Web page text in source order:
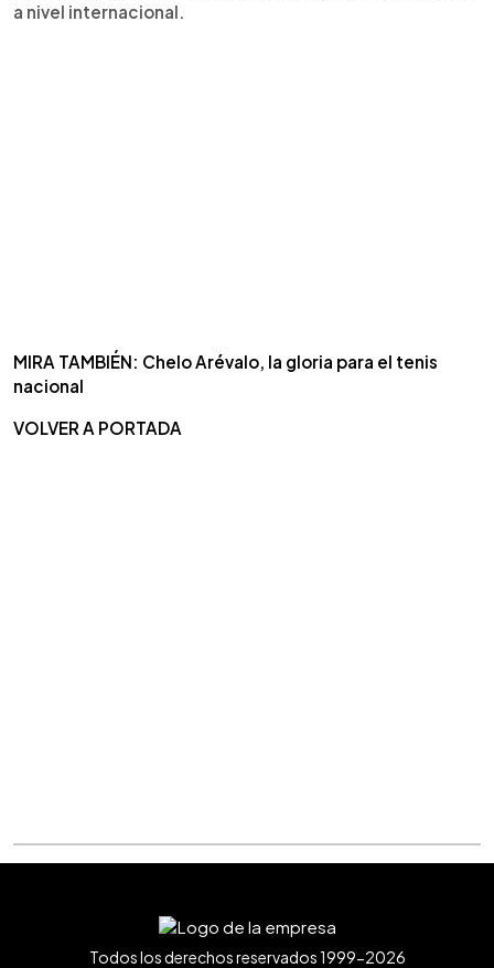
a nivel internacional.
MIRA TAMBIÉN: Chelo Arévalo, la gloria para el tenis
nacional
VOLVER A PORTADA
Todos los derechos reservados 1999-2026